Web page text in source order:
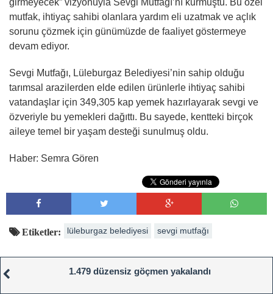
mutfak, ihtiyaç sahibi olanlara yardım eli uzatmak ve açlık
sorunu çözmek için günümüzde de faaliyet göstermeye
devam ediyor.
Sevgi Mutfağı, Lüleburgaz Belediyesi’nin sahip olduğu
tarımsal arazilerden elde edilen ürünlerle ihtiyaç sahibi
vatandaşlar için 349,305 kap yemek hazırlayarak sevgi ve
özveriyle bu yemekleri dağıttı. Bu sayede, kentteki birçok
aileye temel bir yaşam desteği sunulmuş oldu.
Haber: Semra Gören
Etiketler: lüleburgaz belediyesi sevgi mutfağı
1.479 düzensiz göçmen yakalandı